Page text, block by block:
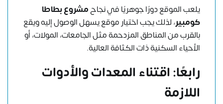
يلعب الموقع دورًا جوهريًا في نجاحمشروع بطاطا
كومبير، لذلك يجب اختيار موقع يسهل الوصول إليه ويقع
بالقرب من المناطق المزدحمة مثل الجامعات، المولات، أو
الأحياء السكنية ذات الكثافة العالية.
رابعًا: اقتناء المعدات والأدوات
اللازمة